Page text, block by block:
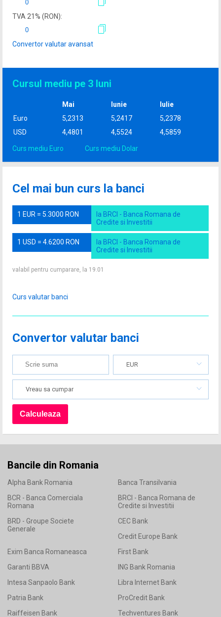
TVA 21% (RON):
Convertor valutar avansat
Cursul mediu pe 3 luni
Mai Iunie
Iulie
Euro
5,2313 5,2417
5,2378
USD
4,4801 4,5524 4,5859
Curs mediu Euro Curs mediu Dolar
Cel mai bun curs la banci
1 EUR = 5.3000 RON
la BRCI - Banca Romana de
Credite si Investitii
1 USD = 4.6200 RON
la BRCI - Banca Romana de
Credite si Investitii
valabil pentru cumparare, la 19.01
Curs valutar banci
Convertor valutar banci
EUR
Vreau sa cumpar
Bancile din Romania
Alpha Bank Romania
Banca Transilvania
BCR - Banca Comerciala
Romana
BRCI - Banca Romana de
Credite si Investitii
BRD - Groupe Societe
Generale
CEC Bank
Credit Europe Bank
Exim Banca Romaneasca
First Bank
Garanti BBVA
ING Bank Romania
Intesa Sanpaolo Bank
Libra Internet Bank
Patria Bank
ProCredit Bank
Raiffeisen Bank
Techventures Bank